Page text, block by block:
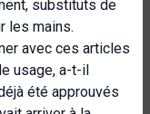
substituts de
les mains.
avec ces articles
usage, a-t-il
été approuvés